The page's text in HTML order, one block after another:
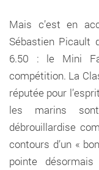
Mais c’est en
Sébastien Picault
6.50 : le Mini
compétition. La
réputée pour
les marins
débrouillardise
contours d’un «
pointe